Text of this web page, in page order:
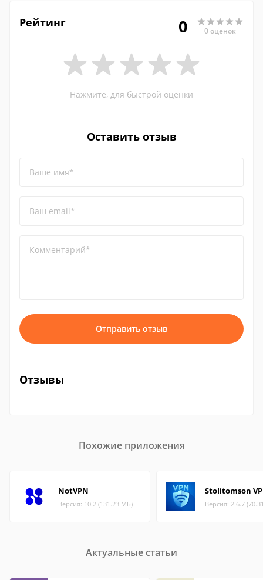
Рейтинг 0 0 оценок
Нажмите, для быстрой оценки
Оставить отзыв
Ваше имя*
Ваш email*
Комментарий*
Отправить отзыв
Отзывы
Похожие приложения
NotVPN
Версия: 10.2 (131.23 МБ)
Stolitomson
Версия: 2.6.7
Актуальные статьи